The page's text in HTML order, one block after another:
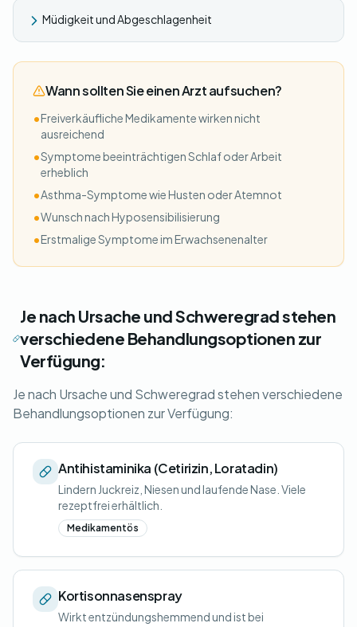
Müdigkeit und Abgeschlagenheit
Wann sollten Sie einen Arzt aufsuchen?
•Freiverkäufliche Medikamente wirken nicht
ausreichend
•Symptome beeinträchtigen Schlaf oder Arbeit
erheblich
•Asthma-Symptome wie Husten oder Atemnot
•Wunsch nach Hyposensibilisierung
•Erstmalige Symptome im Erwachsenenalter
Je nach Ursache und Schweregrad stehen
verschiedene Behandlungsoptionen zur
Verfügung:
Je nach Ursache und Schweregrad stehen verschiedene
Behandlungsoptionen zur Verfügung:
Antihistaminika (Cetirizin, Loratadin)
Lindern Juckreiz, Niesen und laufende Nase. Viele
rezeptfrei erhältlich.
Medikamentös
Kortisonnasenspray
Wirkt entzündungshemmend und ist bei